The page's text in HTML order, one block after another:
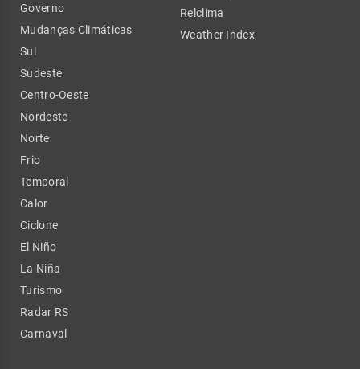
Governo
Mudanças Climáticas
Sul
Sudeste
Centro-Oeste
Nordeste
Norte
Frio
Temporal
Calor
Ciclone
El Niño
La Niña
Turismo
Radar RS
Carnaval
Relclima
Weather Index